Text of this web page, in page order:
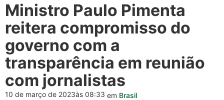
Ministro Paulo Pimenta
reitera compromisso do
governo com a
transparência em reunião
com jornalistas
10 de março de 2023às 08:33 em Brasil